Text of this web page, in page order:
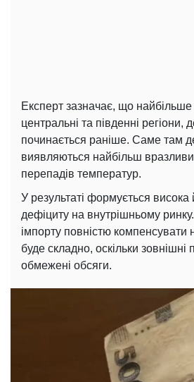
Експерт зазначає, що
центральні та південні регіони,
починається раніше. Саме там
виявляються найбільш
перепадів температур.
У результаті формується висока
дефіциту на внутрішньому
імпорту повністю компенсувати
буде складно, оскільки
обмежені обсяги.